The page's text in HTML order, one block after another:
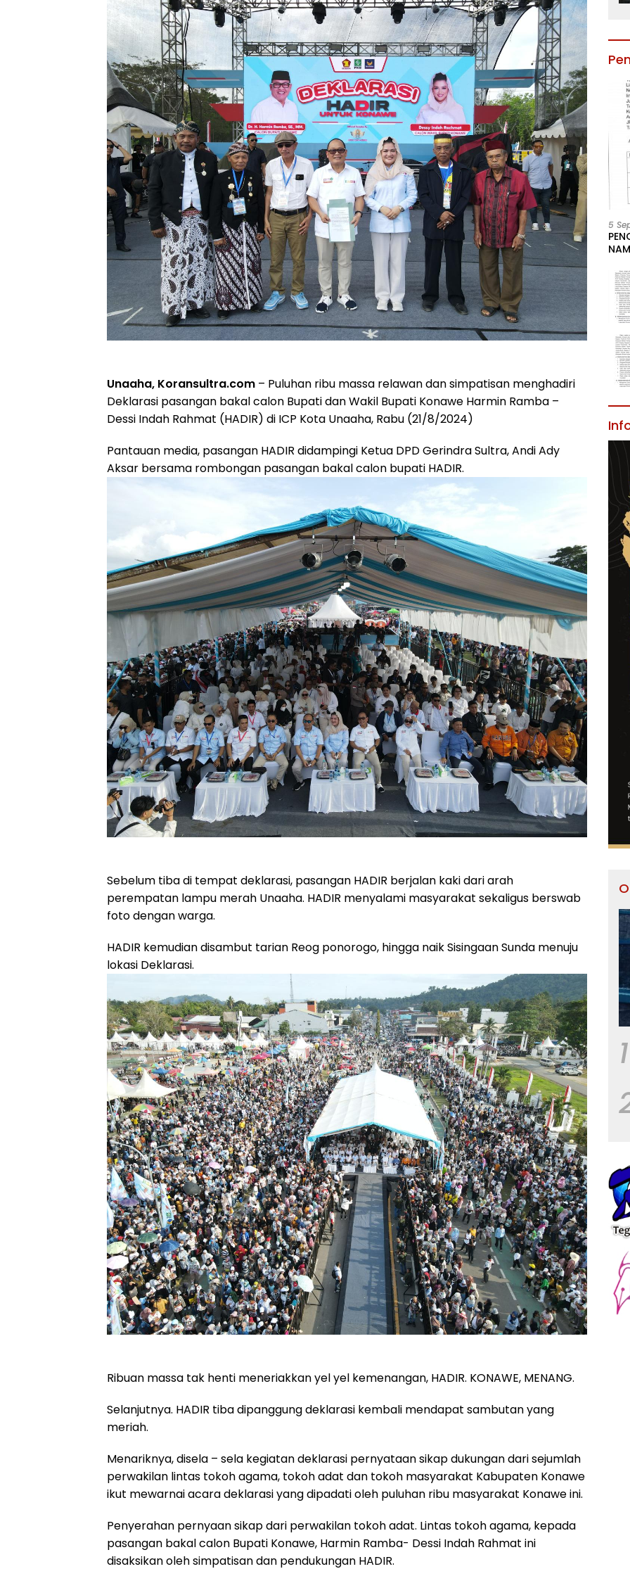
Unaaha, Koransultra.com – Puluhan ribu massa relawan dan simpatisan menghadiri
Deklarasi pasangan bakal calon Bupati dan Wakil Bupati Konawe Harmin Ramba –
Dessi Indah Rahmat (HADIR) di ICP Kota Unaaha, Rabu (21/8/2024)
Pantauan media, pasangan HADIR didampingi Ketua DPD Gerindra Sultra, Andi Ady
Aksar bersama rombongan pasangan bakal calon bupati HADIR.
Sebelum tiba di tempat deklarasi, pasangan HADIR berjalan kaki dari arah
perempatan lampu merah Unaaha. HADIR menyalami masyarakat sekaligus berswab
foto dengan warga.
HADIR kemudian disambut tarian Reog ponorogo, hingga naik Sisingaan Sunda menuju
lokasi Deklarasi.
Ribuan massa tak henti meneriakkan yel yel kemenangan, HADIR. KONAWE, MENANG.
Selanjutnya. HADIR tiba dipanggung deklarasi kembali mendapat sambutan yang
meriah.
Menariknya, disela – sela kegiatan deklarasi pernyataan sikap dukungan dari sejumlah
perwakilan lintas tokoh agama, tokoh adat dan tokoh masyarakat Kabupaten Konawe
ikut mewarnai acara deklarasi yang dipadati oleh puluhan ribu masyarakat Konawe ini.
Penyerahan pernyaan sikap dari perwakilan tokoh adat. Lintas tokoh agama, kepada
pasangan bakal calon Bupati Konawe, Harmin Ramba- Dessi Indah Rahmat ini
disaksikan oleh simpatisan dan pendukungan HADIR.
5
1